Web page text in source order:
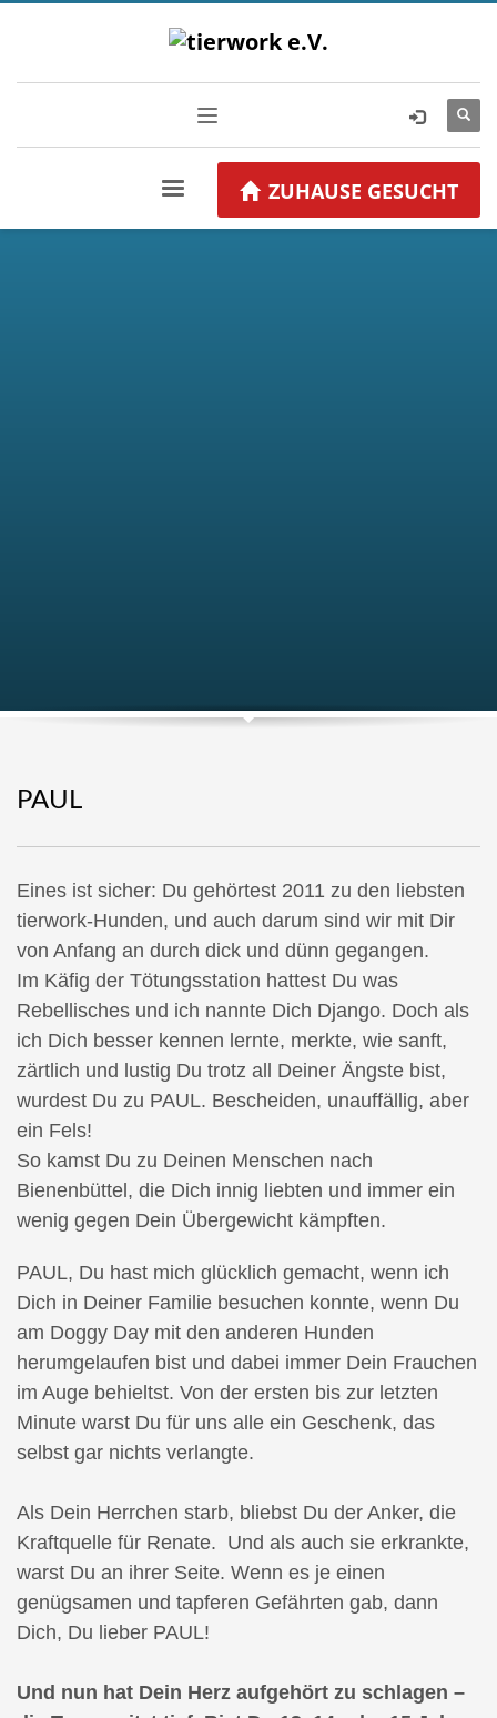
ZUHAUSE GESUCHT
PAUL
Eines ist sicher: Du gehörtest 2011 zu den liebsten
tierwork-Hunden, und auch darum sind wir mit Dir
von Anfang an durch dick und dünn gegangen.
Im Käfig der Tötungsstation hattest Du was
Rebellisches und ich nannte Dich Django. Doch als
ich Dich besser kennen lernte, merkte, wie sanft,
zärtlich und lustig Du trotz all Deiner Ängste bist,
wurdest Du zu PAUL. Bescheiden, unauffällig, aber
ein Fels!
So kamst Du zu Deinen Menschen nach
Bienenbüttel, die Dich innig liebten und immer ein
wenig gegen Dein Übergewicht kämpften.
PAUL, Du hast mich glücklich gemacht, wenn ich
Dich in Deiner Familie besuchen konnte, wenn Du
am Doggy Day mit den anderen Hunden
herumgelaufen bist und dabei immer Dein Frauchen
im Auge behieltst. Von der ersten bis zur letzten
Minute warst Du für uns alle ein Geschenk, das
selbst gar nichts verlangte.
Als Dein Herrchen starb, bliebst Du der Anker, die
Kraftquelle für Renate. Und als auch sie erkrankte,
warst Du an ihrer Seite. Wenn es je einen
genügsamen und tapferen Gefährten gab, dann
Dich, Du lieber PAUL!
Und nun hat Dein Herz aufgehört zu schlagen –